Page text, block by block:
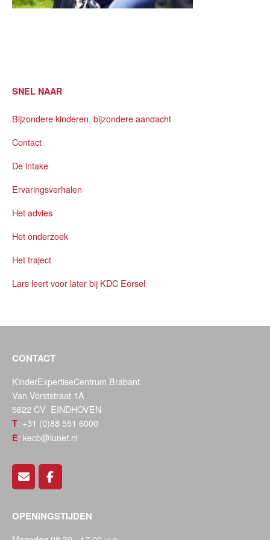
SNEL NAAR
Bijzondere kinderen, bijzondere aandacht
Contact
De intake
Ervaringsverhalen
Het advies
Het onderzoek
Het traject
Lars leert voor later bij KDC Eersel
CONTACT
KinderExpertiseCentrum Brabant
Van Vorststraat 1A
5622 CV EINDHOVEN
T: +31 (0)88 551 6000
E: kecb@lunet.nl
OPENINGSTIJDEN